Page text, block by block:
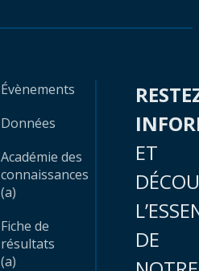
Évènements
Données
Académie des
connaissances
(a)
Fiche de
résultats
(a)
ET
DE